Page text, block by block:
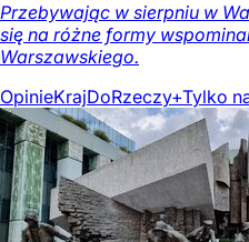
Przebywając w sierpniu w
się na różne formy
Warszawskiego.
OpinieKrajDoRzeczy+Tylko